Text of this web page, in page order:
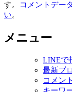
す。
コメントデー
い。
メニュー
LINEで
最新ブ
コメン
キーワ